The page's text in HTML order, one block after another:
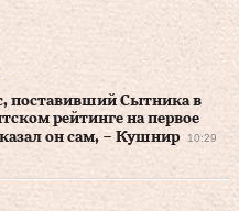
поставивший Сытника в
рейтинге на первое
он сам, – Кушнир
10:29